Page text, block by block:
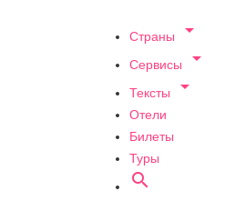
Страны 
Сервисы 
Тексты 
Отели
Билеты
Туры
